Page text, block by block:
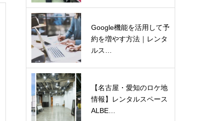
Google機能を活用して予
約を増やす方法｜レンタ
ルス…
【名古屋・愛知のロケ地
情報】レンタルスペース
ALBE…